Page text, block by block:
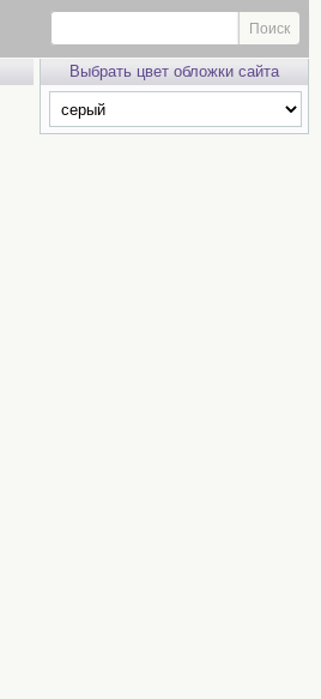
Выбрать цвет обложки сайта